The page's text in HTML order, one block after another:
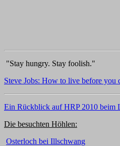
"Stay hungry. Stay foolish."
Steve Jobs: How to live before
Ein Rückblick auf HRP 2010 beim
Die besuchten Höhlen:
Osterloch bei Illschwang